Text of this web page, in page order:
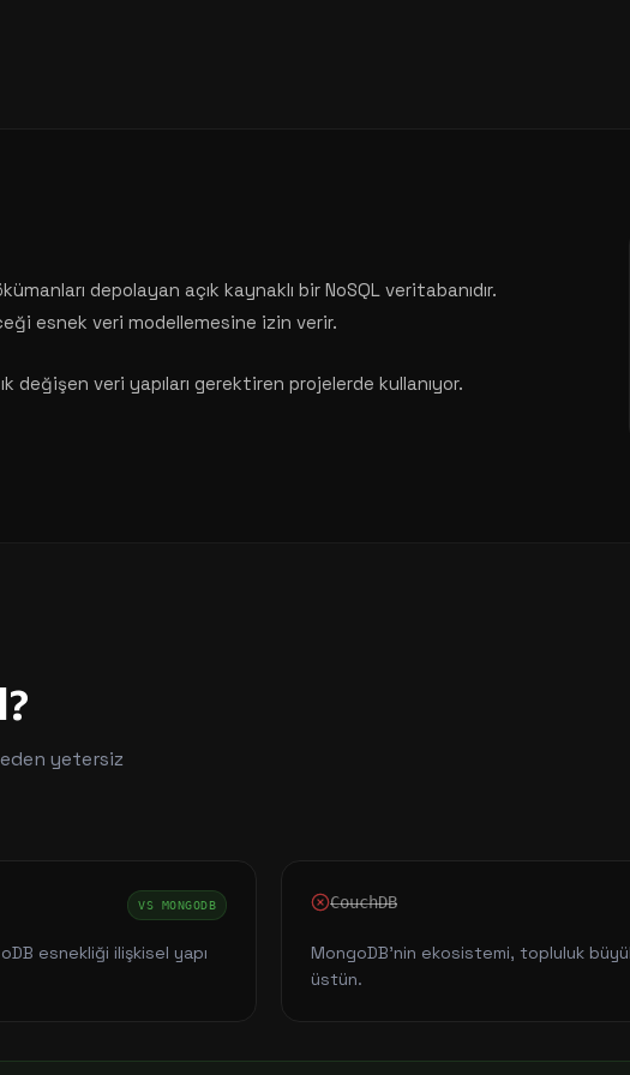
depolayan açık kaynaklı bir NoSQL veritabanıdır.
esnek veri modellemesine izin verir.
değişen veri yapıları gerektiren projelerde kullanıyor.
yetersiz
VS MONGODB
esnekliği ilişkisel yapı
CouchDB
MongoDB'nin ekosistemi, topluluk
üstün.